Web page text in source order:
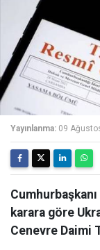
Yayınlanma: 09
Cumhurbaşkanı
karara göre
Cenevre Daimi